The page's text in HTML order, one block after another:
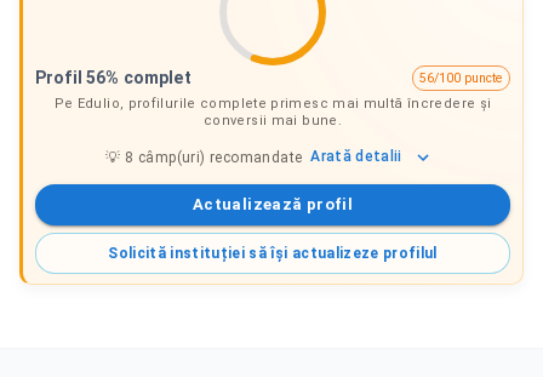
Profil 56% complet
56/100 puncte
Pe Edulio, profilurile complete primesc mai multă încredere și
conversii mai bune.
💡 8 câmp(uri) recomandate Arată detalii
Actualizează profil
Solicită instituției să își actualizeze profilul